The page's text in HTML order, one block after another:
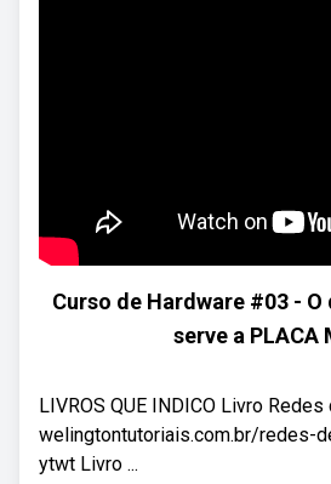
Curso de Hardware #03 - O
serve a PLACA
LIVROS QUE INDICO Livro
welingtontutoriais.com.br/redes-
ytwt Livro ...